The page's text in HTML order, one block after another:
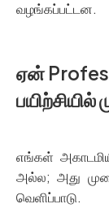
வழங்கப்பட்டன.
ஏன்
பயிற்சியில்
எங்கள்
அல்ல; அது
வெளிப்பாடு.